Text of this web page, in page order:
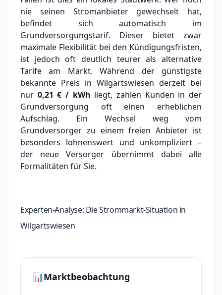
nie seinen Stromanbieter gewechselt hat,
befindet sich automatisch im
Grundversorgungstarif. Dieser bietet zwar
maximale Flexibilität bei den Kündigungsfristen,
ist jedoch oft deutlich teurer als alternative
Tarife am Markt.Während der günstigste
bekannte Preis in Wilgartswiesen derzeit bei
nur 0,21 € / kWh liegt, zahlen Kunden in der
Grundversorgung oft einen erheblichen
Aufschlag. Ein Wechsel weg vom
Grundversorger zu einem freien Anbieter ist
besonders lohnenswert und unkompliziert –
der neue Versorger übernimmt dabei alle
Formalitäten für Sie.
Experten-Analyse: Die Strommarkt-Situation in
Wilgartswiesen
📊Marktbeobachtung